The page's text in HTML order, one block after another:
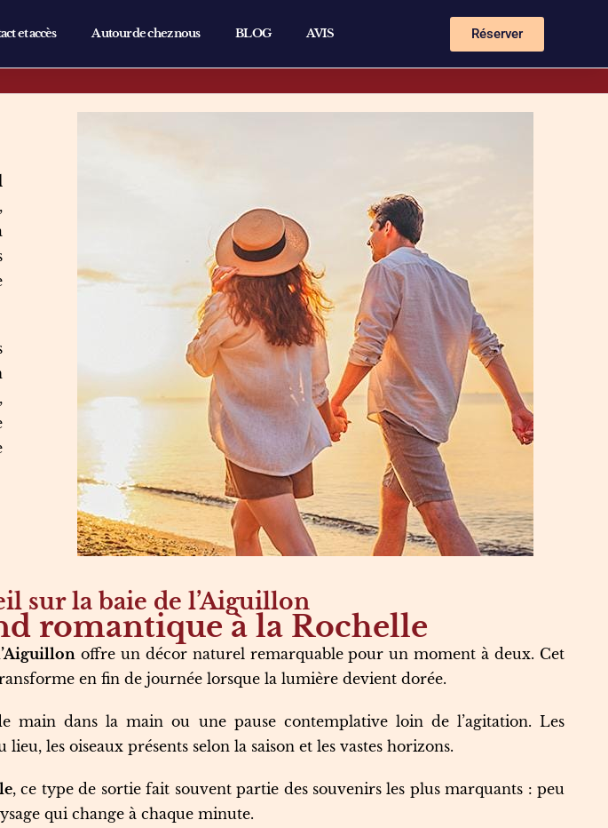
et accès Autour de chez nous BLOG AVIS Réserver
,
sur la baie de l’Aiguillon
romantique à la Rochelle
offre un décor naturel remarquable pour un moment à deux. Cet
en fin de journée lorsque la lumière devient dorée.
main dans la main ou une pause contemplative loin de l’agitation. Les
les oiseaux présents selon la saison et les vastes horizons.
, ce type de sortie fait souvent partie des souvenirs les plus marquants : peu
qui change à chaque minute.